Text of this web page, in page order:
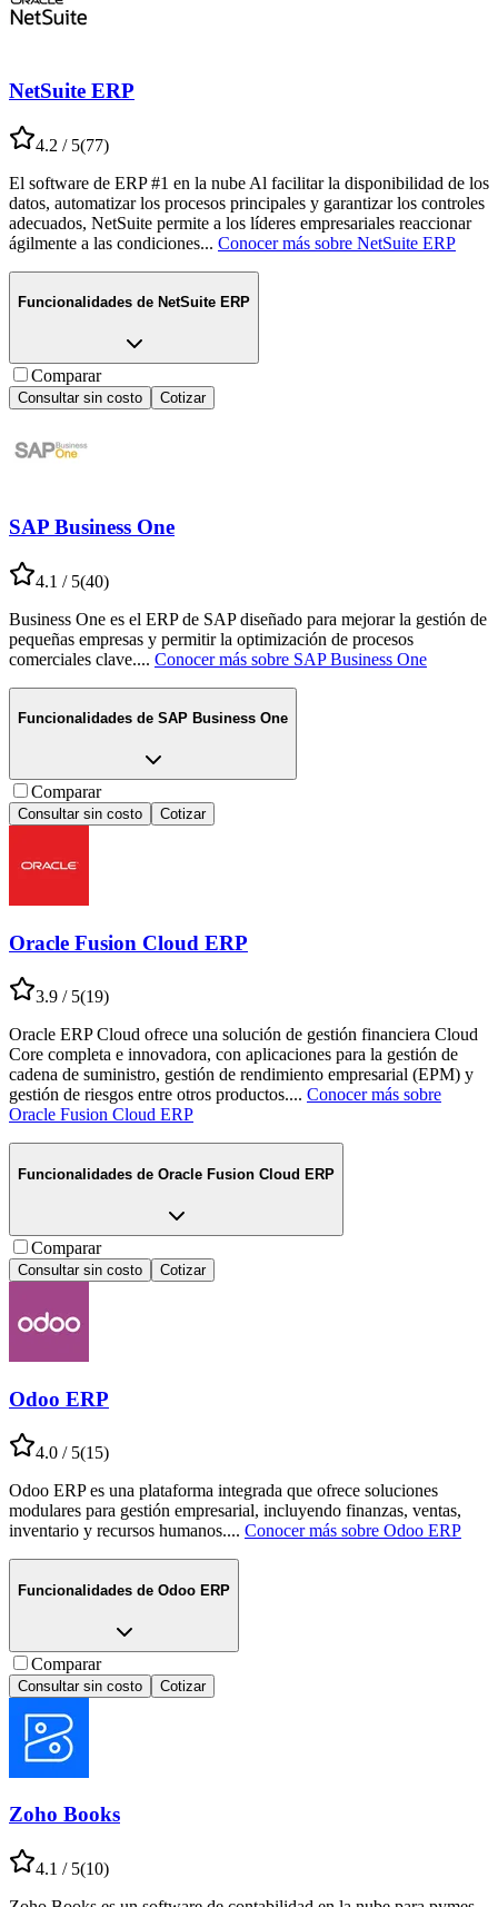
NetSuite ERP
4.2 / 5(77)
El software de ERP #1 en la nube Al facilitar la disponibilidad de los
datos, automatizar los procesos principales y garantizar los controles
adecuados, NetSuite permite a los líderes empresariales reaccionar
ágilmente a las condiciones... Conocer más sobre NetSuite ERP
Funcionalidades de NetSuite ERP
Comparar
Consultar sin costo Cotizar
SAP Business One
4.1 / 5(40)
Business One es el ERP de SAP diseñado para mejorar la gestión de
pequeñas empresas y permitir la optimización de procesos
comerciales clave.... Conocer más sobre SAP Business One
Funcionalidades de SAP Business One
Comparar
Consultar sin costo Cotizar
Oracle Fusion Cloud ERP
3.9 / 5(19)
Oracle ERP Cloud ofrece una solución de gestión financiera Cloud
Core completa e innovadora, con aplicaciones para la gestión de
cadena de suministro, gestión de rendimiento empresarial (EPM) y
gestión de riesgos entre otros productos.... Conocer más sobre
Oracle Fusion Cloud ERP
Funcionalidades de Oracle Fusion Cloud ERP
Comparar
Consultar sin costo Cotizar
Odoo ERP
4.0 / 5(15)
Odoo ERP es una plataforma integrada que ofrece soluciones
modulares para gestión empresarial, incluyendo finanzas, ventas,
inventario y recursos humanos.... Conocer más sobre Odoo ERP
Funcionalidades de Odoo ERP
Comparar
Consultar sin costo Cotizar
Zoho Books
4.1 / 5(10)